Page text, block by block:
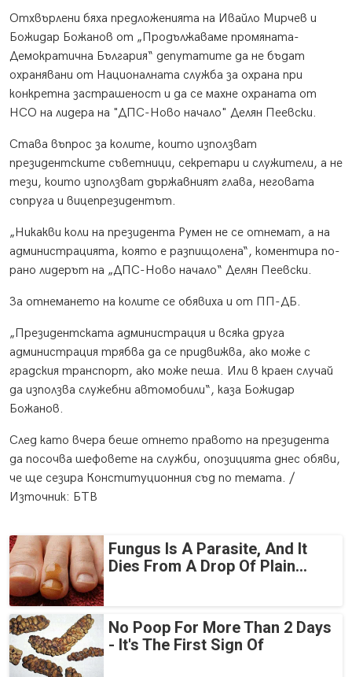
Отхвърлени бяха предложенията на Ивайло Мирчев и
Божидар Божанов от „Продължаваме промяната-
Демократична България“ депутатите да не бъдат
охранявани от Националната служба за охрана при
конкретна застрашеност и да се махне охраната от
НСО на лидера на "ДПС-Ново начало" Делян Пеевски.
Става въпрос за колите, които използват
президентските съветници, секретари и служители, а не
тези, които използват държавният глава, неговата
съпруга и вицепрезидентът.
„Никакви коли на президента Румен не се отнемат, а на
администрацията, която е разпищолена“, коментира по-
рано лидерът на „ДПС-Ново начало“ Делян Пеевски.
За отнемането на колите се обявиха и от ПП-ДБ.
„Президентската администрация и всяка друга
администрация трябва да се придвижва, ако може с
градския транспорт, ако може пеша. Или в краен случай
да използва служебни автомобили“, каза Божидар
Божанов.
След като вчера беше отнето правото на президента
да посочва шефовете на служби, опозицията днес обяви,
че ще сезира Конституционния съд по темата. /
Източник: БТВ
Fungus Is A Parasite, And It
Dies From A Drop Of Plain...
No Poop For More Than 2 Days
- It's The First Sign Of